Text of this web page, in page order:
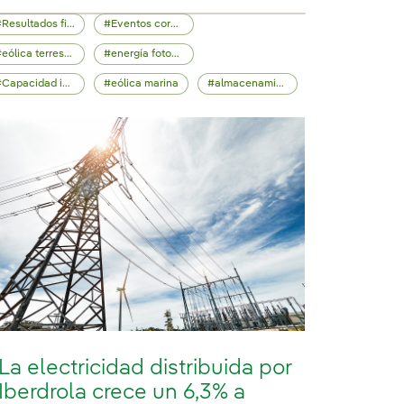
Resultados financieros Eventos corporativos
eólica terrestre energía fotovoltaica
Capacidad instalada eólica marina almacenamiento energético
electricidad distribuida por
crece un 6,3% a